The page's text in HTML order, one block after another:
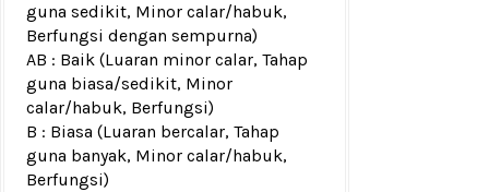
guna sedikit, Minor calar/habuk,
Berfungsi dengan sempurna)
AB : Baik (Luaran minor calar, Tahap
guna biasa/sedikit, Minor
calar/habuk, Berfungsi)
B : Biasa (Luaran bercalar, Tahap
guna banyak, Minor calar/habuk,
Berfungsi)